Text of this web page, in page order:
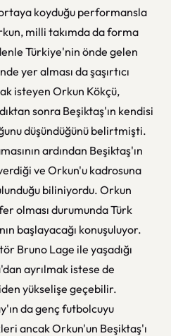
koyduğu performansla
milli takımda da forma
Türkiye'nin önde gelen
yer alması da şaşırtıcı
isteyen Orkun Kökçü,
sonra Beşiktaş'ın kendisi
düşündüğünü belirtmişti.
ardından Beşiktaş'ın
ve Orkun'u kadrosuna
biliniyordu. Orkun
olması durumunda Türk
başlayacağı konuşuluyor.
Bruno Lage ile yaşadığı
ayrılmak istese de
yükselişe geçebilir.
da genç futbolcuyu
ancak Orkun'un Beşiktaş'ı